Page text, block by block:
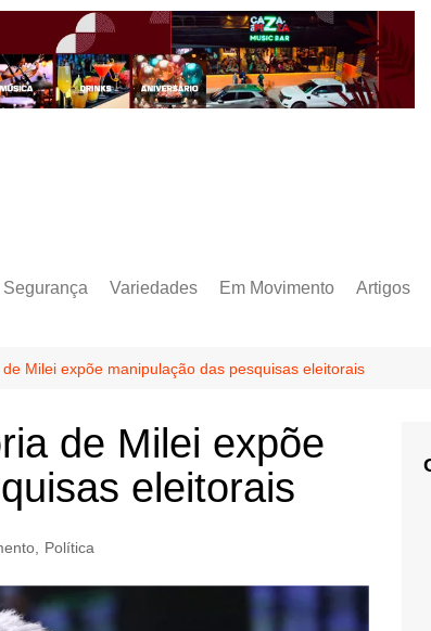
Segurança Variedades Em Movimento Artigos
Milei expõe manipulação das pesquisas eleitorais
de Milei expõe
eleitorais
Política